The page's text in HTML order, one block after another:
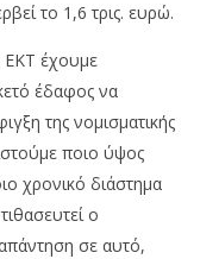
το 1,6 τρις. ευρώ.
ΕΚΤ έχουμε
έδαφος να
της νομισματικής
ποιο ύψος
χρονικό διάστημα
ο
σε αυτό,